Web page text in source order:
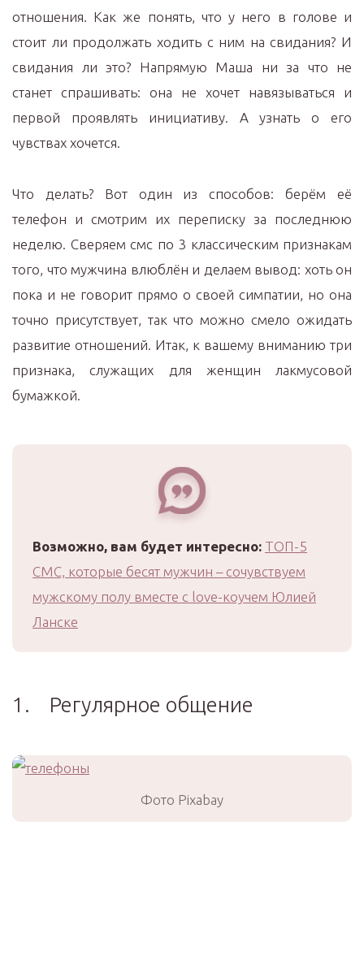
отношения. Как же понять, что у него в голове и
стоит ли продолжать ходить с ним на свидания? И
свидания ли это? Напрямую Маша ни за что не
станет спрашивать: она не хочет навязываться и
первой проявлять инициативу. А узнать о его
чувствах хочется.
Что делать? Вот один из способов: берём её
телефон и смотрим их переписку за последнюю
неделю. Сверяем смс по 3 классическим признакам
того, что мужчина влюблён и делаем вывод: хоть он
пока и не говорит прямо о своей симпатии, но она
точно присутствует, так что можно смело ожидать
развитие отношений. Итак, к вашему вниманию три
признака, служащих для женщин лакмусовой
бумажкой.
Возможно, вам будет интересно: ТОП-5
СМС, которые бесят мужчин – сочувствуем
мужскому полу вместе с love-коучем Юлией
Ланске
1. Регулярное общение
Фото Pixabay